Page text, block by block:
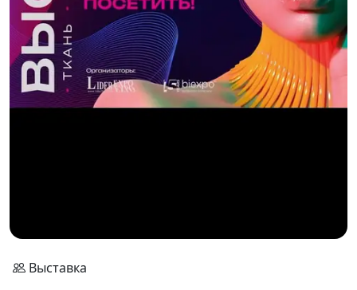
Выставка